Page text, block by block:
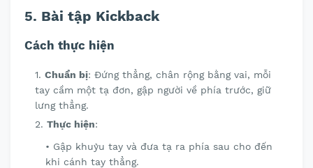
5. Bài tập Kickback
Cách thực hiện
Chuẩn bị: Đứng thẳng, chân rộng bằng vai, mỗi
tay cầm một tạ đơn, gập người về phía trước, giữ
lưng thẳng.
Thực hiện:
Gập khuỷu tay và đưa tạ ra phía sau cho đến
khi cánh tay thẳng.